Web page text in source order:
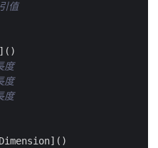
值
]()
度
度
度
Dimension]()